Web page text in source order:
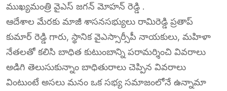
ముఖ్యమంత్రి వైఎస్ జగన్ మోహన్ రెడ్డి .
ఆదేశాల మేరకు మాజీ శాసనసభ్యులు రామిరెడ్డి ప్రతాప్
కుమార్ రెడ్డి గారు, స్థానిక వైఎస్సార్సీపీ నాయకులు, మహిళా
నేతలతో కలిసి బాధిత కుటుంబాన్ని పరామర్శించి వివరాలు
అడిగి తెలుసుకున్నాం బాధితురాలు చెప్పిన వివరాలు
వింటుంటే అసలు మనం ఒక సభ్య సమాజంలోనే ఉన్నామా